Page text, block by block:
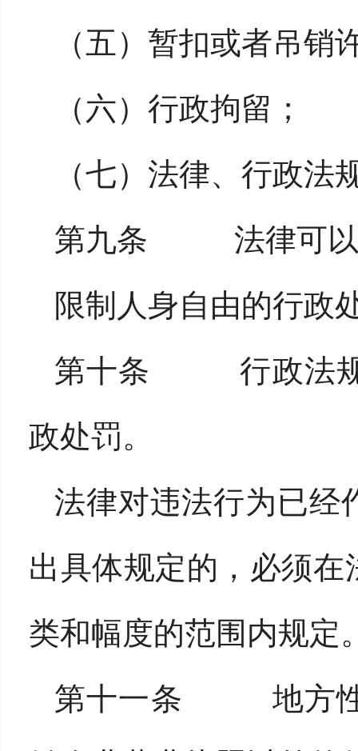
（五）暂扣或者吊销
（六）行政拘留；
（七）法律、行政法
第九条 法律可以
限制人身自由的行政
第十条 行政法规
政处罚。
法律对违法行为已经
出具体规定的，必须
类和幅度的范围内规定
第十一条 地方性